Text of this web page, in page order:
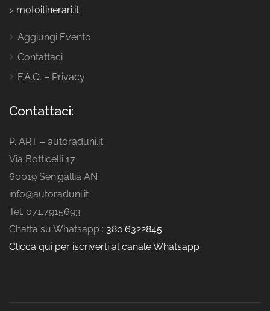
> motoitinerari.it
Aggiungi Evento
Contattaci
F.A.Q. – Privacy
Contattaci:
P. ART – autoraduni.it
Via Botticelli 17
60019 Senigallia AN
info@autoraduni.it
Tel. 071.7915693
Chatta su Whatsapp : 380.6322845
Clicca qui per iscriverti al canale Whatsapp